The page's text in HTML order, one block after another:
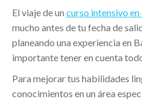
El viaje de un curso intensivo
mucho antes de tu fecha de
planeando una experiencia en
importante tener en cuenta
Para mejorar tus habilidades
conocimientos en un área